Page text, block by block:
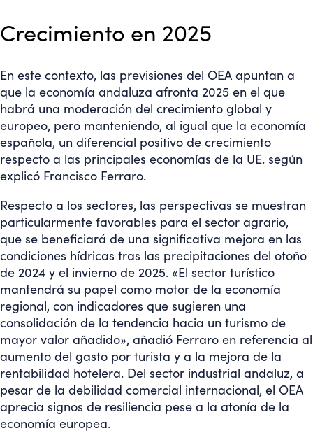
Crecimiento en 2025
En este contexto, las previsiones del OEA apuntan a
que la economía andaluza afronta 2025 en el que
habrá una moderación del crecimiento global y
europeo, pero manteniendo, al igual que la economía
española, un diferencial positivo de crecimiento
respecto a las principales economías de la UE. según
explicó Francisco Ferraro.
Respecto a los sectores, las perspectivas se muestran
particularmente favorables para el sector agrario,
que se beneficiará de una significativa mejora en las
condiciones hídricas tras las precipitaciones del otoño
de 2024 y el invierno de 2025. «El sector turístico
mantendrá su papel como motor de la economía
regional, con indicadores que sugieren una
consolidación de la tendencia hacia un turismo de
mayor valor añadido», añadió Ferraro en referencia al
aumento del gasto por turista y a la mejora de la
rentabilidad hotelera. Del sector industrial andaluz, a
pesar de la debilidad comercial internacional, el OEA
aprecia signos de resiliencia pese a la atonía de la
economía europea.